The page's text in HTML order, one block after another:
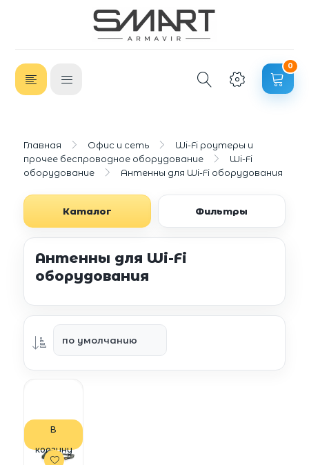
0
Главная Офис и сеть
Wi-Fi роутеры и
прочее беспроводное оборудование
Wi-Fi
оборудование
Антенны для Wi-Fi оборудования
Каталог Фильтры
Антенны для Wi-Fi
оборудования
В
корзину